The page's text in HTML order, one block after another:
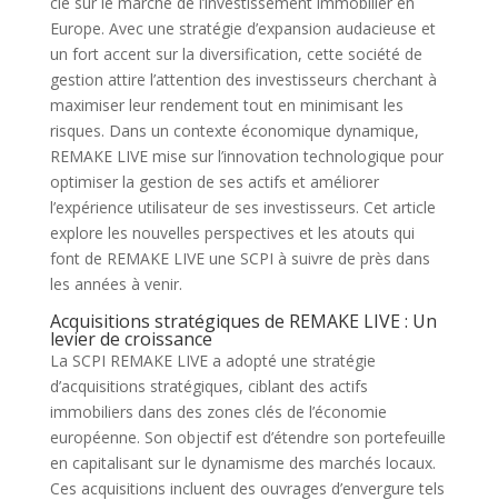
Europe. Avec une stratégie d’expansion audacieuse et
un fort accent sur la diversification, cette société de
gestion attire l’attention des investisseurs cherchant à
maximiser leur rendement tout en minimisant les
risques. Dans un contexte économique dynamique,
REMAKE LIVE mise sur l’innovation technologique pour
optimiser la gestion de ses actifs et améliorer
l’expérience utilisateur de ses investisseurs. Cet article
explore les nouvelles perspectives et les atouts qui
font de REMAKE LIVE une SCPI à suivre de près dans
les années à venir.
Acquisitions stratégiques de REMAKE LIVE : Un
levier de croissance
La SCPI REMAKE LIVE a adopté une stratégie
d’acquisitions stratégiques, ciblant des actifs
immobiliers dans des zones clés de l’économie
européenne. Son objectif est d’étendre son portefeuille
en capitalisant sur le dynamisme des marchés locaux.
Ces acquisitions incluent des ouvrages d’envergure tels